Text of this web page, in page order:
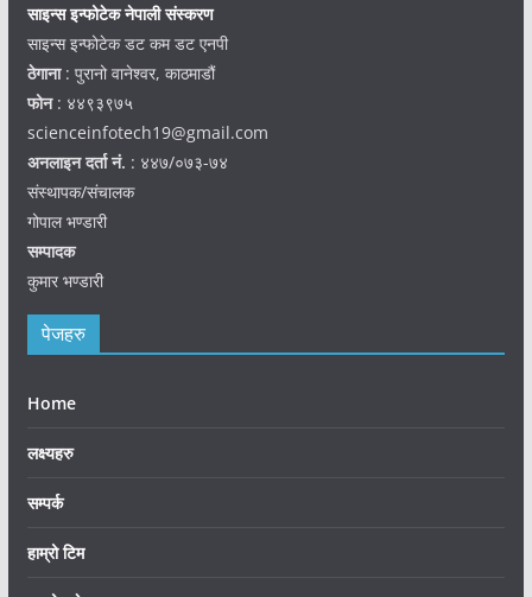
साइन्स इन्फोटेक नेपाली संस्करण
साइन्स इन्फोटेक डट कम डट एनपी
ठेगाना: पुरानो वानेश्वर, काठमाडौं
फोन: ४४९३९७५
scienceinfotech19@gmail.com
अनलाइन दर्ता नं. : ४४७/०७३-७४
संस्थापक/संचालक
गोपाल भण्डारी
सम्पादक
कुमार भण्डारी
पेजहरु
Home
लक्ष्यहरु
सम्पर्क
हाम्रो टिम